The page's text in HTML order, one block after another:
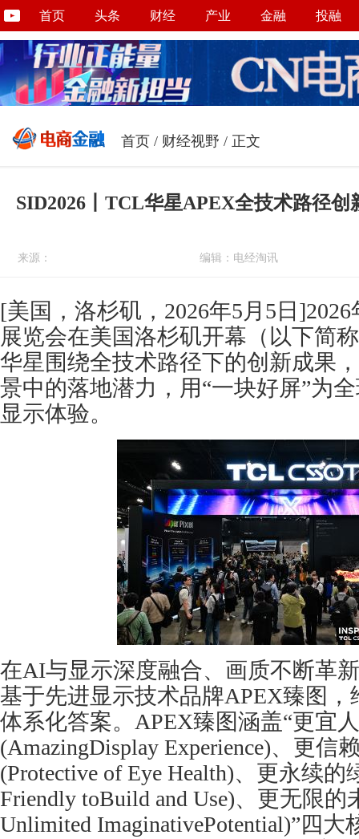
首页 头条 财经 产业 金融 投融
首页 / 财经视野 / 正文
SID2026丨TCL华星APEX全技术路径创
来源： 编辑：电经淘讯
[美国，洛杉矶，2026年5月5日
展览会在美国洛杉矶开幕（以下简
华星围绕全技术路径下的创新成果
景中的落地潜力，用“一块好屏”为
显示体验。
在AI与显示深度融合、画质不断革
基于先进显示技术品牌APEX臻图，
体系化答案。APEX臻图涵盖“更宜
(AmazingDisplay Experience)、更信
(Protective of Eye Health)、更永续的
Friendly toBuild and Use)、更无限的
Unlimited ImaginativePotential)”四